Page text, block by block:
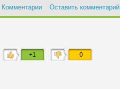
Комментарии Оставить комментарий
+1 -0